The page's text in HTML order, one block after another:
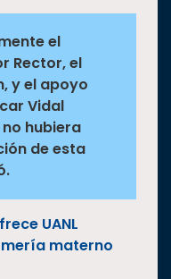
el
Rector, el
y el apoyo
Vidal
hubiera
de esta
UANL
materno